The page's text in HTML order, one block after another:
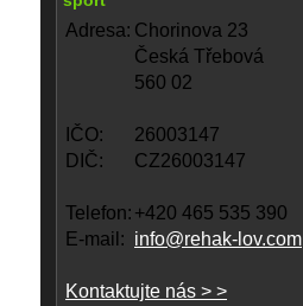
Adresa: Chorinova 23
Česká Třebová
560 02
IČO:
26003147
DIČ:
CZ26003147
Telefon: +420 465 535 390
E-mail: info@rehak-lov.com
Kontaktujte nás > >